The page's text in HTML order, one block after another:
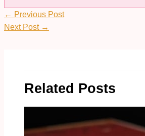
← Previous Post
Next Post →
Related Posts